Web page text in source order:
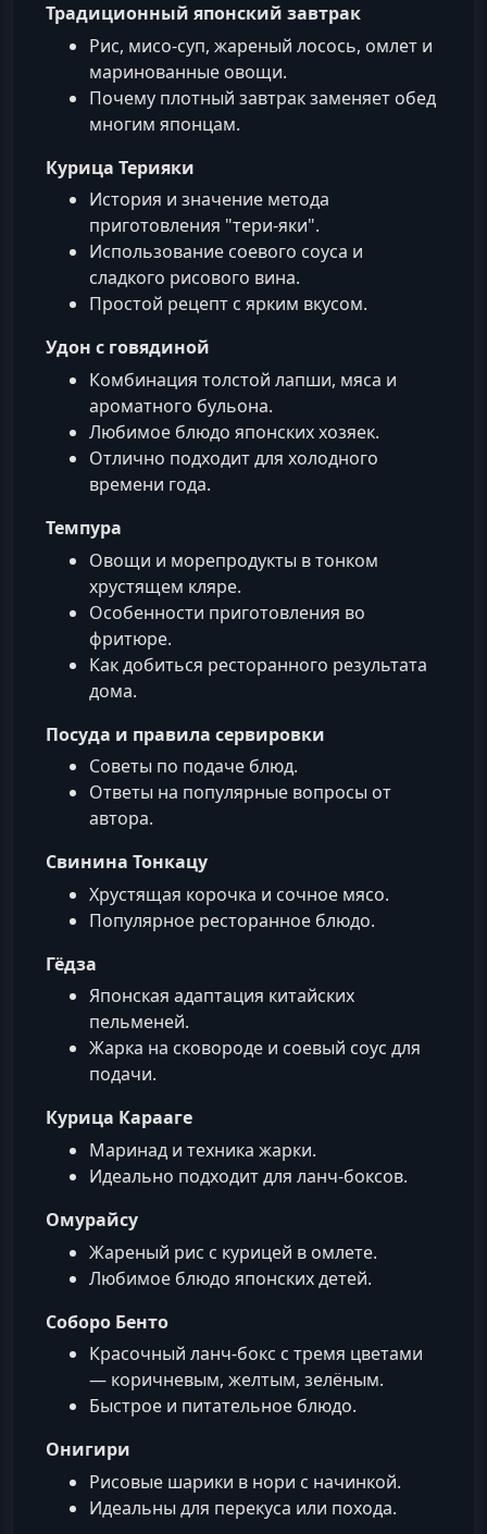
Традиционный японский завтрак
Рис, мисо-суп, жареный лосось, омлет и
маринованные овощи.
Почему плотный завтрак заменяет обед
многим японцам.
Курица Терияки
История и значение метода
приготовления "тери-яки".
Использование соевого соуса и
сладкого рисового вина.
Простой рецепт с ярким вкусом.
Удон с говядиной
Комбинация толстой лапши, мяса и
ароматного бульона.
Любимое блюдо японских хозяек.
Отлично подходит для холодного
времени года.
Темпура
Овощи и морепродукты в тонком
хрустящем кляре.
Особенности приготовления во
фритюре.
Как добиться ресторанного результата
дома.
Посуда и правила сервировки
Советы по подаче блюд.
Ответы на популярные вопросы от
автора.
Свинина Тонкацу
Хрустящая корочка и сочное мясо.
Популярное ресторанное блюдо.
Гёдза
Японская адаптация китайских
пельменей.
Жарка на сковороде и соевый соус для
подачи.
Курица Карааге
Маринад и техника жарки.
Идеально подходит для ланч-боксов.
Омурайсу
Жареный рис с курицей в омлете.
Любимое блюдо японских детей.
Соборо Бенто
Красочный ланч-бокс с тремя цветами
— коричневым, желтым, зелёным.
Быстрое и питательное блюдо.
Онигири
Рисовые шарики в нори с начинкой.
Идеальны для перекуса или похода.